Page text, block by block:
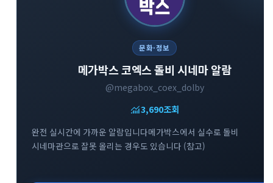
문화·정보
메가박스 코엑스 돌비 시네마 알람
@megabox_coex_dolby
monitoring3,690조회
완전 실시간에 가까운 알람입니다메가박스에서 실수로 돌비
시네마관으로 잘못 올리는 경우도 있습니다 (참고)